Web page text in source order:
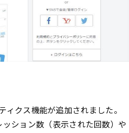
クス機能が追加されました。
ション数（表示された回数）や